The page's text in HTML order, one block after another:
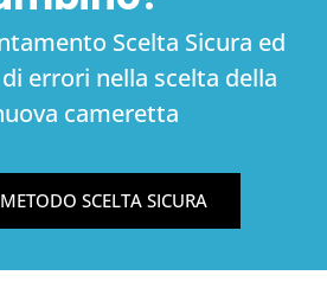
Scelta Sicura ed
errori nella scelta della
cameretta
SCELTA SICURA